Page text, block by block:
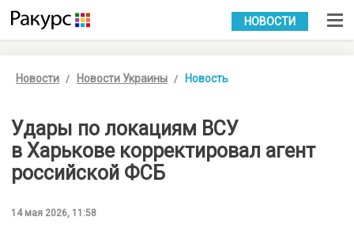
УКР РУС
НОВОСТИ
Новости Новости Украины Новость
Удары по локациям ВСУ
в Харькове корректировал агент
российской ФСБ
14 мая 2026, 11:58